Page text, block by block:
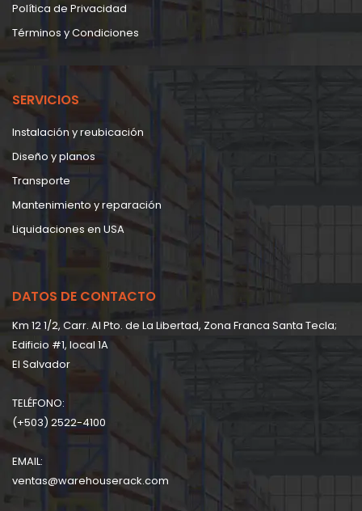
Política de Privacidad
Términos y Condiciones
SERVICIOS
Instalación y reubicación
Diseño y planos
Transporte
Mantenimiento y reparación
Liquidaciones en USA
DATOS DE CONTACTO
Km 12 1/2, Carr. Al Pto. de La Libertad, Zona Franca Santa Tecla;
Edificio #1, local 1A
EI Salvador
TELÉFONO:
(+503) 2522-4100
EMAIL:
ventas@warehouserack.com